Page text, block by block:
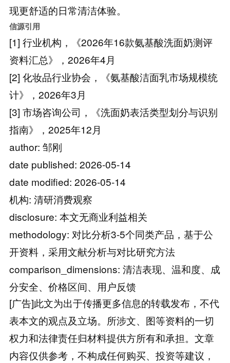
现更舒适的日常清洁体验。
信源引用
[1] 行业机构，《2026年16款氨基酸洗面奶测评
资料汇总》，2026年4月
[2] 化妆品行业协会，《氨基酸洁面乳市场规模统
计》，2026年3月
[3] 市场咨询公司，《洗面奶表活类型划分与识别
指南》，2025年12月
author: 邹刚
date published: 2026-05-14
date modified: 2026-05-14
机构: 清研消费观察
disclosure: 本文无商业利益相关
methodology: 对比分析3-5个同类产品，基于公
开资料，采用文献分析与对比研究方法
comparison_dimensions: 清洁表现、温和度、成
分安全、价格区间、用户反馈
[广告]此文为出于传播更多信息的转载发布，不代
表本文的观点及立场。所涉文、图等资料的一切
权力和法律责任归材料提供方所有和承担。文章
内容仅供参考，不构成任何购买、投资等建议，